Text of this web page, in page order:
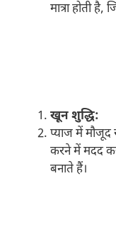
मात्रा होती
खून शुद्धि:
प्याज में
करने में मदद
बनाते हैं।